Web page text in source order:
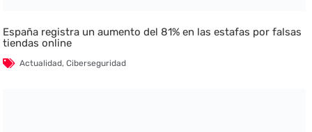
España registra un aumento del 81% en las estafas por falsas
tiendas online
Actualidad,Ciberseguridad